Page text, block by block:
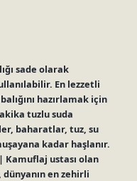
sade olarak
En lezzetli
hazırlamak için
tuzlu suda
baharatlar, tuz, su
kadar haşlanır.
| Kamuflaj ustası olan
en zehirli